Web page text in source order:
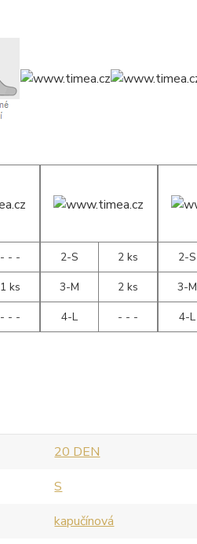
- - -
1 ks
- - -
2-S
2 ks
3-M
2 ks
4-L
- - -
2-S
3-M
4-L
20 DEN
S
kapučínová